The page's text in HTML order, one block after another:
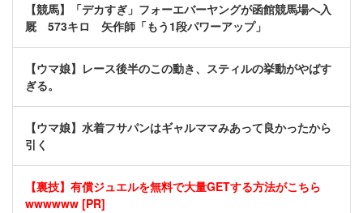
【競馬】「デカすぎ」フォーエバーヤングが函館競馬場へ入
厩 573キロ 矢作師「もう1段パワーアップ」
【ウマ娘】レース後半のこの動き、スティルの挙動がやばす
ぎる。
【ウマ娘】水着フサパンはギャルママみあって良かったから
引く
【裏技】有償ジュエルを無料で大量GETする方法がこちら
wwwwww [PR]